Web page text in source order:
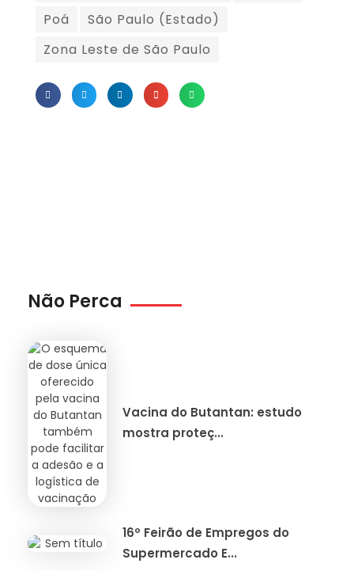
Poá
São Paulo (Estado)
Zona Leste de São Paulo
Não Perca
Vacina do Butantan: estudo
mostra proteç...
16º Feirão de Empregos do
Supermercado E...